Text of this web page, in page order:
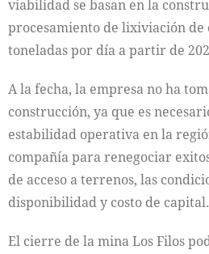
viabilidad se basan en la
procesamiento de lixiviación de
toneladas por día a partir de
A la fecha, la empresa no ha
construcción, ya que es
estabilidad operativa en la
compañía para renegociar
de acceso a terrenos, las
disponibilidad y costo de capital.
El cierre de la mina Los Filos